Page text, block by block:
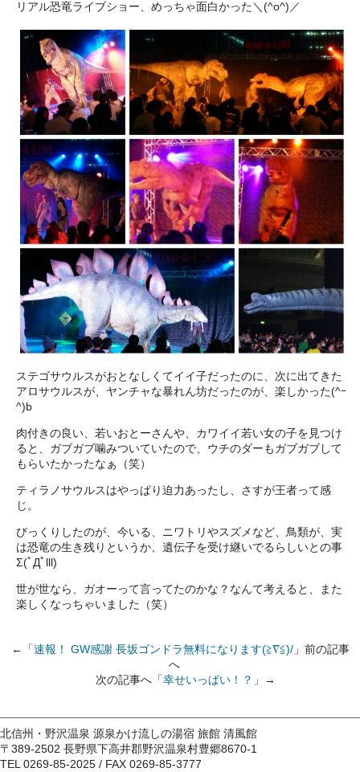
リアル恐竜ライブショー、めっちゃ面白かった＼(^o^)／
ステゴサウルスがおとなしくてイイ子だったのに、次に出てきた
アロサウルスが、ヤンチャな暴れん坊だったのが、楽しかった(^ｰ
^)b
肉付きの良い、若いおとーさんや、カワイイ若い女の子を見つけ
ると、ガブガブ噛みついていたので、ウチのダーもガブガブして
もらいたかったなぁ（笑）
ティラノサウルスはやっぱり迫力あったし、さすが王者って感
じ。
びっくりしたのが、今いる、ニワトリやスズメなど、鳥類が、実
は恐竜の生き残りというか、遺伝子を受け継いでるらしいとの事
Σ(ﾟДﾟlll)
世が世なら、ガオーって言ってたのかな？なんて考えると、また
楽しくなっちゃいました（笑）
←「速報！ GW感謝 長坂ゴンドラ無料になります(≧∇≦)/」前の記事
へ
次の記事へ「幸せいっぱい！？ 」→
北信州・野沢温泉 源泉かけ流しの湯宿 旅館 清風館
〒389-2502 長野県下高井郡野沢温泉村豊郷8670-1
TEL 0269-85-2025 / FAX 0269-85-3777